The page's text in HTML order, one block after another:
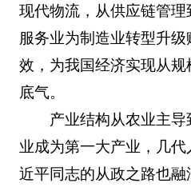
现代物流，从供应链管
服务业为制造业转型升
效，为我国经济实现从
底气。
产业结构从农业主
业成为第一大产业，几
近平同志的从政之路也融